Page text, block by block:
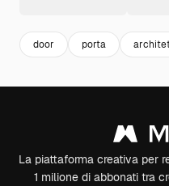
door porta
La piattaforma creativa per
1 milione di abbonati tra